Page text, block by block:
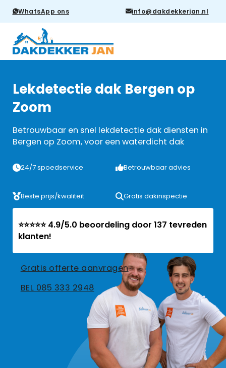
WhatsApp ons info@dakdekkerjan.nl
Lekdetectie dak Bergen op
Zoom
Betrouwbaar en snel lekdetectie dak diensten in
Bergen op Zoom, voor een waterdicht dak
24/7 spoedservice Betrouwbaar advies
Beste prijs/kwaliteit Gratis dakinspectie
⭐⭐⭐⭐⭐ 4.9/5.0 beoordeling door 137 tevreden
klanten!
Gratis offerte aanvragen
BEL 085 333 2948